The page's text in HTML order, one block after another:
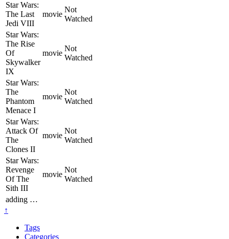
Star Wars:
The Last
Jedi VIII
movie
Not
Watched
Star Wars:
The Rise
Of
Skywalker
IX
movie
Not
Watched
Star Wars:
The
Phantom
Menace I
movie
Not
Watched
Star Wars:
Attack Of
The
Clones II
movie
Not
Watched
Star Wars:
Revenge
Of The
Sith III
movie
Not
Watched
adding …
↑
Tags
Categories